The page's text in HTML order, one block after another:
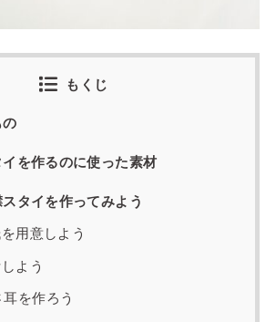
もくじ
の
を作るのに使った素材
タイを作ってみよう
用意しよう
よう
を作ろう